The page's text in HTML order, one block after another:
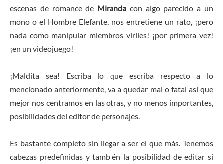
escenas de romance de Miranda con algo parecido a un
mono o el Hombre Elefante, nos entretiene un rato, ¡pero
nada como manipular miembros viriles! ¡por primera vez!
¡en un videojuego!
¡Maldita sea! Escriba lo que escriba respecto a lo
mencionado anteriormente, va a quedar mal o fatal así que
mejor nos centramos en las otras, y no menos importantes,
posibilidades del editor de personajes.
Es bastante completo sin llegar a ser el que más. Tenemos
cabezas predefinidas y también la posibilidad de editar si